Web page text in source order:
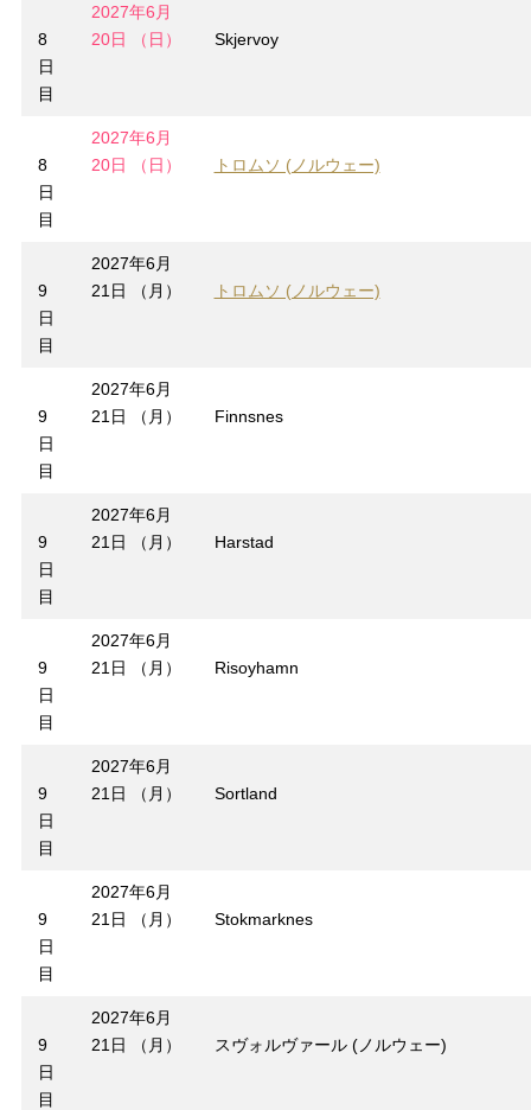
8
日
目
2027年6月
20日 （日）
Skjervoy
8
日
目
2027年6月
20日 （日）
トロムソ (ノルウェー)
9
日
目
2027年6月
21日 （月）
トロムソ (ノルウェー)
9
日
目
2027年6月
21日 （月）
Finnsnes
9
日
目
2027年6月
21日 （月）
Harstad
9
日
目
2027年6月
21日 （月）
Risoyhamn
9
日
目
2027年6月
21日 （月）
Sortland
9
日
目
2027年6月
21日 （月）
Stokmarknes
9
日
目
2027年6月
21日 （月）
スヴォルヴァール (ノルウェー)